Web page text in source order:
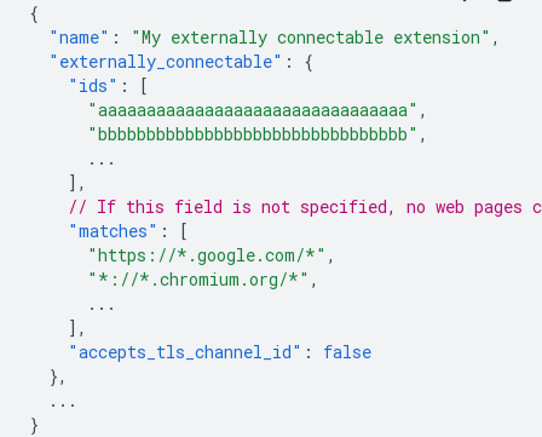
{
"name" : "My externally connectable extension" ,
"externally_connectable" :
{
"ids" :
[
"aaaaaaaaaaaaaaaaaaaaaaaaaaaaaaaa" ,
"bbbbbbbbbbbbbbbbbbbbbbbbbbbbbbbb" ,
...
],
// If this field is not specified, no web pages
"matches" :
[
"https://*.google.com/*" ,
"*://*.chromium.org/*" ,
...
],
"accepts_tls_channel_id" :
false
},
...
}